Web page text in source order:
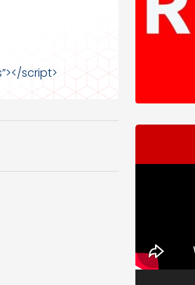
script>